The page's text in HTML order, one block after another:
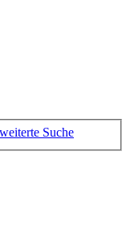
Suche